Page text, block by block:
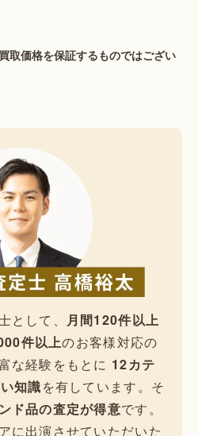
取価格を保証するものではござい
として、
月間120件以上
件以上のお客様対応の
な経験をもとに 12カテ
知識を有しています。そ
ド品の査定が得意です。
に出演させていただいた